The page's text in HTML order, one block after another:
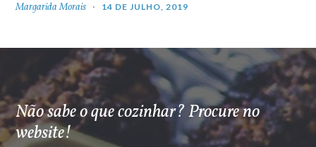
Margarida Morais 14 DE JULHO, 2019
Não sabe o que cozinhar? Procure no
website!